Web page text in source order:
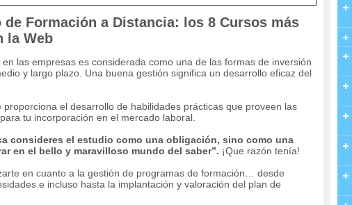
de Formación a Distancia: los 8 Cursos más
la Web
las empresas es considerada como una de las formas de inversión
y largo plazo. Una buena gestión significa un desarrollo eficaz del
proporciona el desarrollo de habilidades prácticas que proveen las
tu incorporación en el mercado laboral.
consideres el estudio como una obligación, sino como una
en el bello y maravilloso mundo del saber”. ¡Que razón tenía!
en cuanto a la gestión de programas de formación… desde
e incluso hasta la implantación y valoración del plan de